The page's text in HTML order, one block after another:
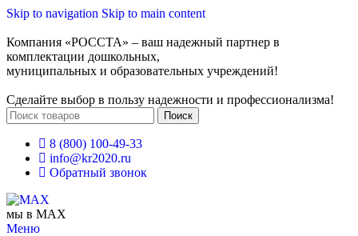
Skip to navigation Skip to main content
Компания «РОССТА» – ваш надежный партнер в
комплектации дошкольных,
муниципальных и образовательных учреждений!
Сделайте выбор в пользу надежности и профессионализма!
Поиск
8 (800) 100-49-33
info@kr2020.ru
Обратный звонок
мы в MAX
Меню